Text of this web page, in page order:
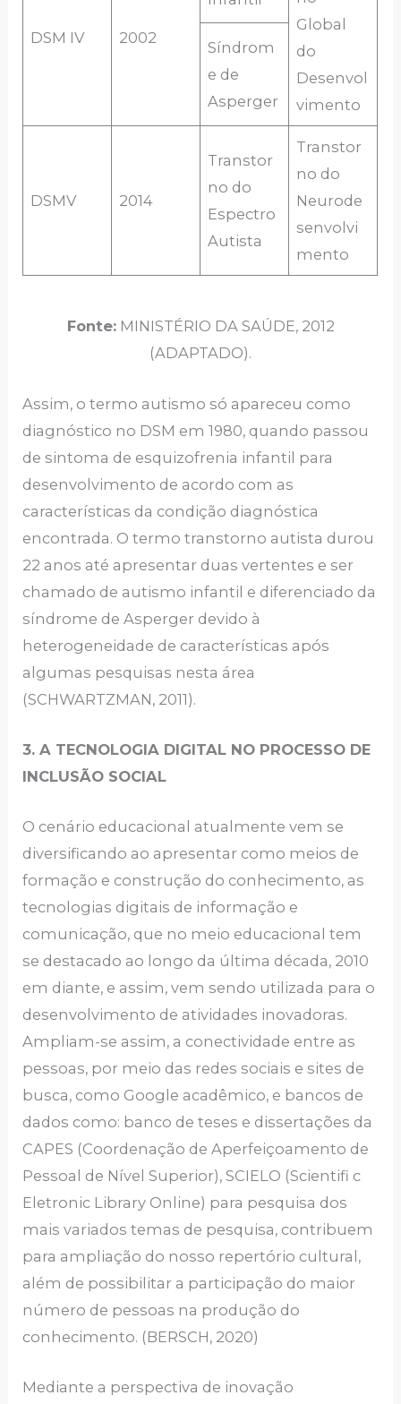
DSM IV 2002
Global
do
Desenvol
vimento
Síndrom
e de
Asperger
DSMV 2014
Transtor
no do
Espectro
Autista
Transtor
no do
Neurode
senvolvi
mento
Fonte:MINISTÉRIO DA SAÚDE, 2012
(ADAPTADO).
Assim, o termo autismo só apareceu como
diagnóstico no DSM em 1980, quando passou
de sintoma de esquizofrenia infantil para
desenvolvimento de acordo com as
características da condição diagnóstica
encontrada. O termo transtorno autista durou
22 anos até apresentar duas vertentes e ser
chamado de autismo infantil e diferenciado da
síndrome de Asperger devido à
heterogeneidade de características após
algumas pesquisas nesta área
(SCHWARTZMAN, 2011).
3. A TECNOLOGIA DIGITAL NO PROCESSO DE
INCLUSÃO SOCIAL
O cenário educacional atualmente vem se
diversificando ao apresentar como meios de
formação e construção do conhecimento, as
tecnologias digitais de informação e
comunicação, que no meio educacional tem
se destacado ao longo da última década, 2010
em diante, e assim, vem sendo utilizada para o
desenvolvimento de atividades inovadoras.
Ampliam-se assim, a conectividade entre as
pessoas, por meio das redes sociais e sites de
busca, como Google acadêmico, e bancos de
dados como: banco de teses e dissertações da
CAPES (Coordenação de Aperfeiçoamento de
Pessoal de Nível Superior), SCIELO (Scientifi c
Eletronic Library Online) para pesquisa dos
mais variados temas de pesquisa, contribuem
para ampliação do nosso repertório cultural,
além de possibilitar a participação do maior
número de pessoas na produção do
conhecimento. (BERSCH, 2020)
Mediante a perspectiva de inovação